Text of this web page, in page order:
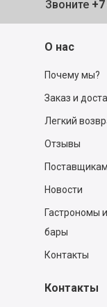
Звоните
О нас
Почему мы?
Заказ и
Легкий
Отзывы
Поставщикам
Новости
Гастрономы
бары
Контакты
Контакты